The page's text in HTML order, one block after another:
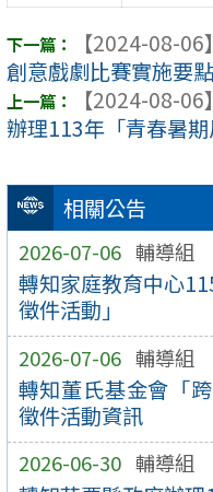
相關公告
2026-07-06 輔導組
轉知家庭教育中心
徵件活動」
2026-07-06 輔導組
轉知董氏基金會「
徵件活動資訊
2026-06-30 輔導組
【2024-08-06】
創意戲劇比賽實施要點
【2024-08-06】
辦理113年「青春暑